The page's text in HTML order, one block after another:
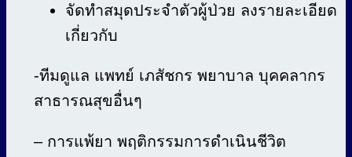
จัดทำสมุดประจำตัวผู้ป่วย ลงรายละเอียด
เกี่ยวกับ
-ทีมดูแล แพทย์ เภสัชกร พยาบาล บุคคลากร
สาธารณสุขอื่นๆ
– การแพ้ยา พฤติกรรมการดำเนินชีวิต